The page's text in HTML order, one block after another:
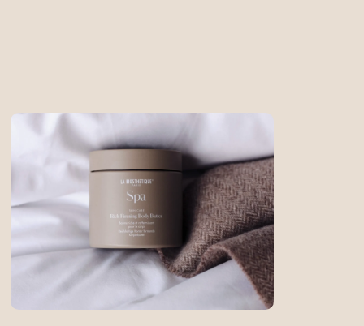
wir Dir
Team
d)
Karina Herzig
Bewertungstool
Telefonnummer für Rückfragen:
06202 9203600
E-Mail-Adresse für Bewerbungen:
info@salon-schwetzingen.de